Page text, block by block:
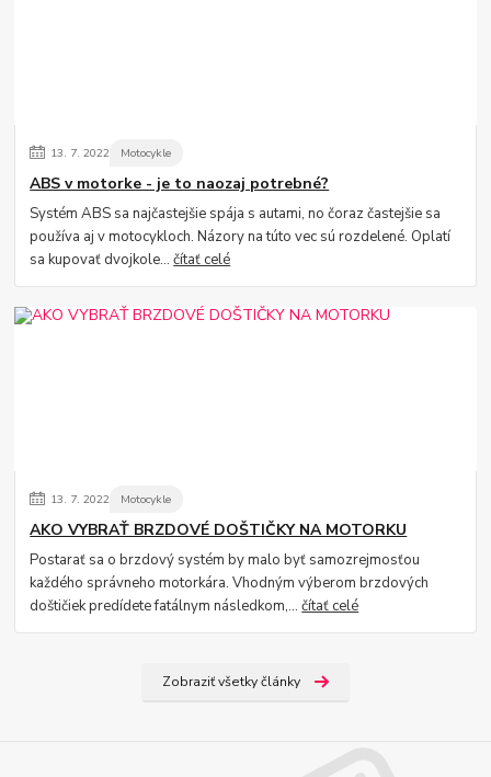
13. 7. 2022 Motocykle
ABS v motorke - je to naozaj potrebné?
Systém ABS sa najčastejšie spája s autami, no čoraz častejšie sa
používa aj v motocykloch. Názory na túto vec sú rozdelené. Oplatí
sa kupovať dvojkole...čítať celé
13. 7. 2022 Motocykle
AKO VYBRAŤ BRZDOVÉ DOŠTIČKY NA MOTORKU
Postarať sa o brzdový systém by malo byť samozrejmosťou
každého správneho motorkára. Vhodným výberom brzdových
doštičiek predídete fatálnym následkom,...čítať celé
Zobraziť všetky články